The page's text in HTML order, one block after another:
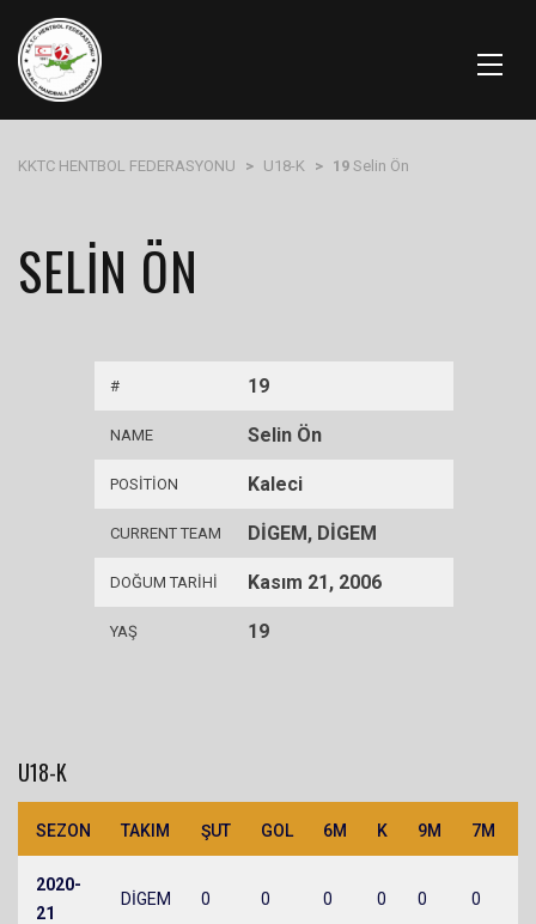
KKTC HENTBOL FEDERASYONU > U18-K > 19 Selin Ön
SELIN ÖN
# 19
NAME Selin Ön
POSITION Kaleci
CURRENT TEAM DİGEM, DİGEM
DOĞUM TARIHI Kasım 21, 2006
YAŞ 19
U18-K
SEZON TAKIM ŞUT GOL 6M K 9M 7M
2020-
21
DİGEM 0 0 0 0 0 0